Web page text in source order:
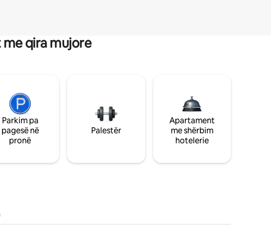
qira mujore
Parkim pa
pagesë në
pronë
Palestër
Apartament
me shërbim
hotelerie